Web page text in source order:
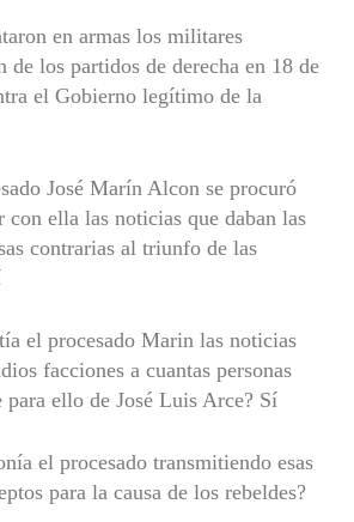
en armas los militares
de los partidos de derecha en 18 de
el Gobierno legítimo de la
José Marín Alcon se procuró
con ella las noticias que daban las
contrarias al triunfo de las
el procesado Marin las noticias
facciones a cuantas personas
para ello de José Luis Arce? Sí
el procesado transmitiendo esas
para la causa de los rebeldes?